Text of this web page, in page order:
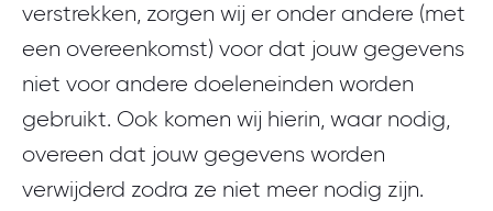
verstrekken, zorgen wij er onder andere (met
een overeenkomst) voor dat jouw gegevens
niet voor andere doeleneinden worden
gebruikt. Ook komen wij hierin, waar nodig,
overeen dat jouw gegevens worden
verwijderd zodra ze niet meer nodig zijn.